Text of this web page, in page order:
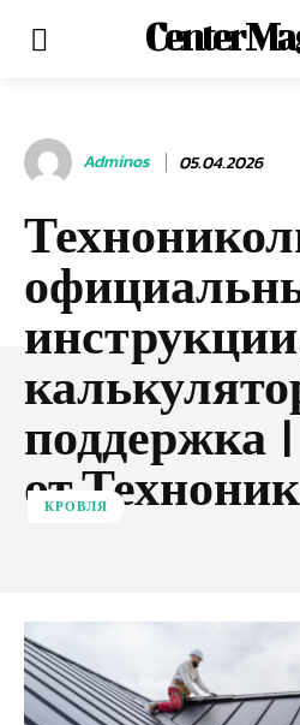
Center
Adminos 05.04.2026
поддержка
от
КРОВЛЯ